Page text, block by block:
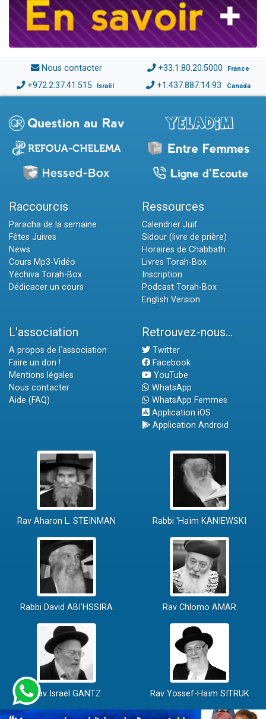
Nous contacter +33.1.80.20.5000 France
+972.2.37.41.515 Israël +1.437.887.14.93 Canada
Raccourcis
Paracha de la semaine
Fêtes Juives
News
Cours Mp3-Vidéo
Yéchiva Torah-Box
Dédicacer un cours
Ressources
Calendrier Juif
Sidour (livre de prière)
Horaires de Chabbath
Livres Torah-Box
Inscription
Podcast Torah-Box
English Version
L'association
A propos de l'association
Faire un don !
Mentions légales
Nous contacter
Aide (FAQ)
Retrouvez-nous...
Twitter
Facebook
YouTube
WhatsApp
WhatsApp Femmes
Application iOS
Application Android
Rav Aharon L. STEINMAN Rabbi 'Haïm KANIEWSKI
Rabbi David ABI'HSSIRA Rav Chlomo AMAR
Rav Israël GANTZ Rav Yossef-Haïm SITRUK